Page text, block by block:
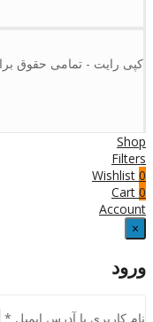
کپی رایت - تمامی حقوق
Shop
Filters
0
Wishlist
0
Cart
Account
×
ورود
نام کاربری یا آدرس ایمیل *